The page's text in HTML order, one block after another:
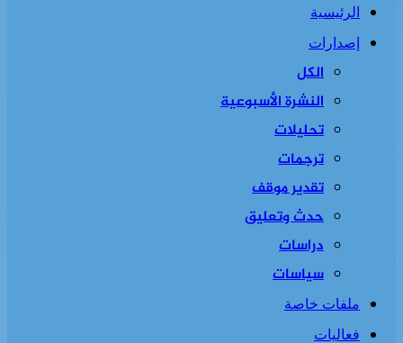
الرئيسية
إصدارات
الكل
النشرة الأسبوعية
تحليلات
ترجمات
تقدير موقف
حدث وتعليق
دراسات
سياسات
ملفات خاصة
فعاليات